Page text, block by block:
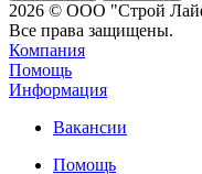
2026 © ООО "Строй
Все права защищены.
Компания
Помощь
Информация
Вакансии
Помощь